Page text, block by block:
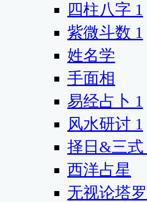
四柱八字 1
紫微斗数 1
姓名学
手面相
易经占卜 1
风水研讨 1
择日&三式
西洋占星
无视论塔